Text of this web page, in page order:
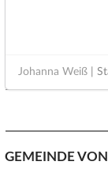
Johanna Weiß|
GEMEINDE